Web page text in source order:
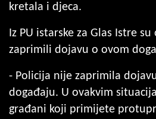
kretala i djeca.
Iz PU istarske za Glas Istre
zaprimili dojavu o ovom
- Policija nije zaprimila
događaju. U ovakvim
građani koji primijete